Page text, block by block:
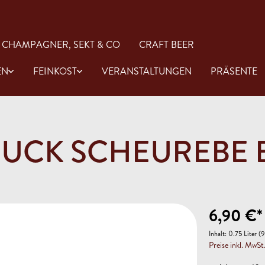
CHAMPAGNER, SEKT & CO
CRAFT BEER
FEINKOST VERANSTALTUNGEN PRÄSENTE
Rose
Gin
Öl & Essig
6,90 €*
Inhalt: 0.75 Liter
Preise inkl.